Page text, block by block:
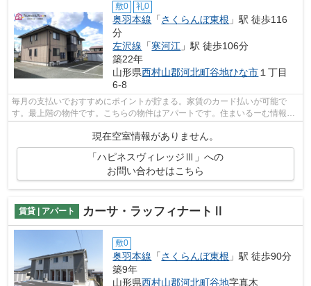
敷0 礼0
奥羽本線 「さくらんぼ東根 」駅 徒歩116
分
左沢線 「寒河江 」駅 徒歩106分
築22年
山形県西村山郡河北町谷地ひな市 １丁目
6-8
毎月の支払いでおすすめにポイントが貯まる。家賃のカード払いが可能で
す。最上階の物件です。こちらの物件はアパートです。住まいるーむ情報館
現在空室情報がありません。
「ハピネスヴィレッジⅢ」への
お問い合わせはこちら
賃貸 | アパート カーサ・ラッフィナートⅡ
敷0
奥羽本線 「さくらんぼ東根 」駅 徒歩90分
築9年
山形県西村山郡河北町谷地字真木